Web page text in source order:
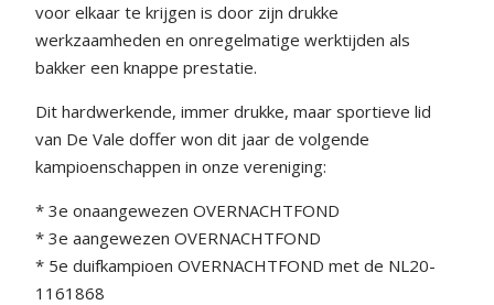
voor elkaar te krijgen is door zijn drukke
werkzaamheden en onregelmatige werktijden als
bakker een knappe prestatie.
Dit hardwerkende, immer drukke, maar sportieve lid
van De Vale doffer won dit jaar de volgende
kampioenschappen in onze vereniging:
* 3e onaangewezen OVERNACHTFOND
* 3e aangewezen OVERNACHTFOND
* 5e duifkampioen OVERNACHTFOND met de NL20-
1161868